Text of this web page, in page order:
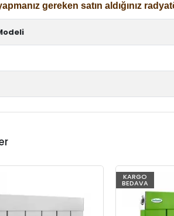
gereken satın aldığınız
KARGO
BEDAVA